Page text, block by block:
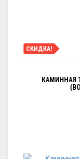
СКИДКА!
КАМИННАЯ